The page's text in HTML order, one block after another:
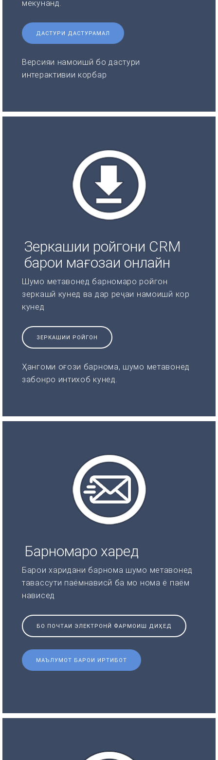
мекунанд.
ДАСТУРИ ДАСТУРАМАЛ
Версияи намоишӣ бо дастури
интерактивии корбар
Зеркашии ройгони CRM
барои мағозаи онлайн
Шумо метавонед барномаро ройгон
зеркашӣ кунед ва дар реҷаи намоишӣ кор
кунед
ЗЕРКАШИИ РОЙГОН
Ҳангоми оғози барнома, шумо метавонед
забонро интихоб кунед.
Барномаро харед
Барои харидани барнома шумо метавонед
тавассути паёмнависӣ ба мо нома ё паём
нависед
БО ПОЧТАИ ЭЛЕКТРОНӢ ФАРМОИШ ДИҲЕД
МАЪЛУМОТ БАРОИ ИРТИБОТ